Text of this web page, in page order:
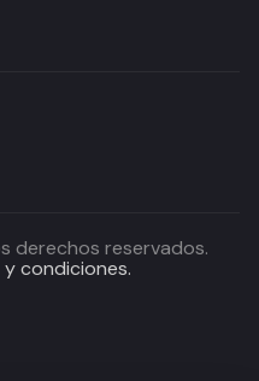
derechos reservados.
y condiciones.